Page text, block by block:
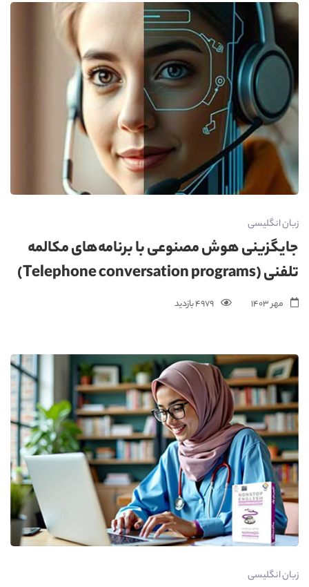
زبان انگلیسی
جایگزینی هوش مصنوعی با برنامه‌های مکالمه
تلفنی (Telephone conversation programs)
مهر 1403 4979 بازدید
زبان انگلیسی